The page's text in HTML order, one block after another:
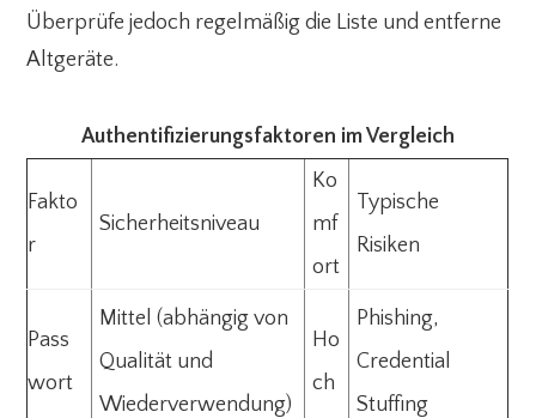
Überprüfe jedoch regelmäßig die Liste und entferne
Altgeräte.
Authentifizierungsfaktoren im Vergleich
Fakto
r
Sicherheitsniveau
Ko
mf
ort
Typische
Risiken
Pass
wort
Mittel (abhängig von
Qualität und
Wiederverwendung)
Ho
ch
Phishing,
Credential
Stuffing